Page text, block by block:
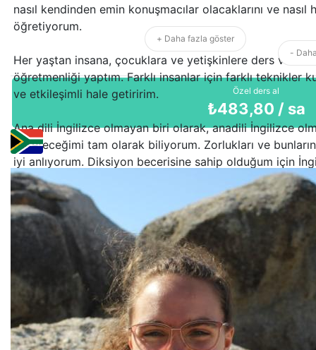
nasıl kendinden emin konuşmacılar olacaklarını ve
öğretiyorum.
Her yaştan insana, çocuklara ve yetişkinlere ders
öğretmenliği yaptım. Farklı insanlar için farklı teknikler
ve etkileşimli hale getiririm.
Ana dili İngilizce olmayan biri olarak, anadili İngilizce
öğreteceğimi tam olarak biliyorum. Zorlukları ve
iyi anlıyorum. Diksiyon becerisine sahip olduğum için
duymakta ve anlamakta sorun yaşamazsınız.
Hoş bir tavrım var. Öğretme konusunda güçlü bir
büyük bir sevgiyle öğretiyorum.
Bu içerik yapay zeka tarafından çevrilmiştir.
Orijinalini göster
+ Daha fazla göster
-
Özel ders al
₺483,80 / sa